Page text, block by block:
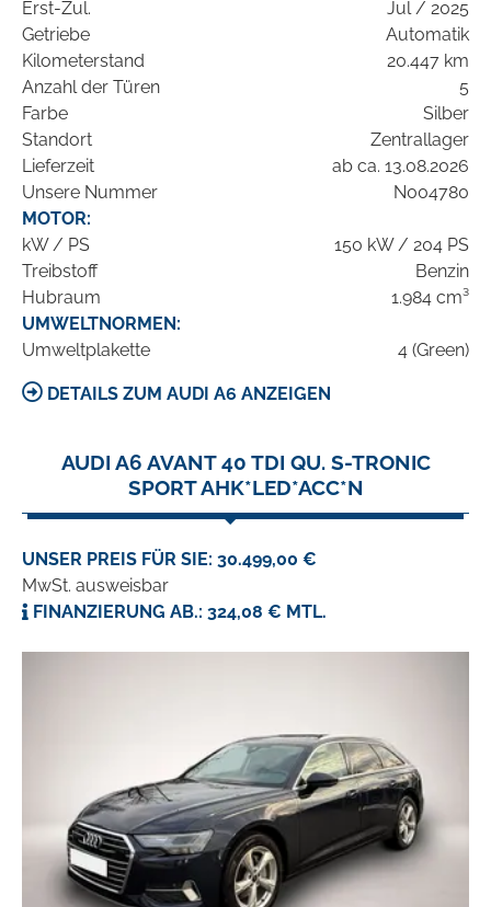
Erst-Zul.
Jul / 2025
Getriebe
Automatik
Kilometerstand
20.447 km
Anzahl der Türen
5
Farbe
Silber
Standort
Zentrallager
Lieferzeit
ab ca. 13.08.2026
Unsere Nummer
N004780
MOTOR:
kW / PS
150 kW / 204 PS
Treibstoff
Benzin
Hubraum
1.984 cm³
UMWELTNORMEN:
Umweltplakette
4 (Green)
DETAILS ZUM AUDI A6 ANZEIGEN
AUDI A6 AVANT 40 TDI QU. S-TRONIC
SPORT AHK*LED*ACC*N
UNSER PREIS FÜR SIE: 30.499,00 €
MwSt. ausweisbar
FINANZIERUNG AB.: 324,08 € MTL.